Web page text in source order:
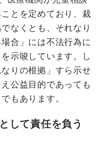
とを定めており、裁
なくとも、それなり
合」には不法行為に
示唆しています。し
りの根拠」すら示せ
公益目的であっても
もあります。
して責任を負う